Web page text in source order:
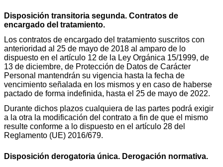
Disposición transitoria segunda. Contratos de
encargado del tratamiento.
Los contratos de encargado del tratamiento suscritos con
anterioridad al 25 de mayo de 2018 al amparo de lo
dispuesto en el artículo 12 de la Ley Orgánica 15/1999, de
13 de diciembre, de Protección de Datos de Carácter
Personal mantendrán su vigencia hasta la fecha de
vencimiento señalada en los mismos y en caso de haberse
pactado de forma indefinida, hasta el 25 de mayo de 2022.
Durante dichos plazos cualquiera de las partes podrá exigir
a la otra la modificación del contrato a fin de que el mismo
resulte conforme a lo dispuesto en el artículo 28 del
Reglamento (UE) 2016/679.
Disposición derogatoria única. Derogación normativa.